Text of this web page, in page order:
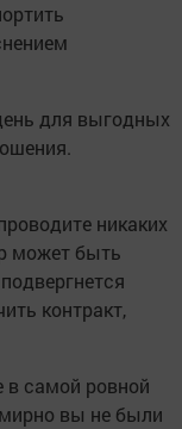
для выгодных
никаких
может быть
контракт,
в самой ровной
вы не были